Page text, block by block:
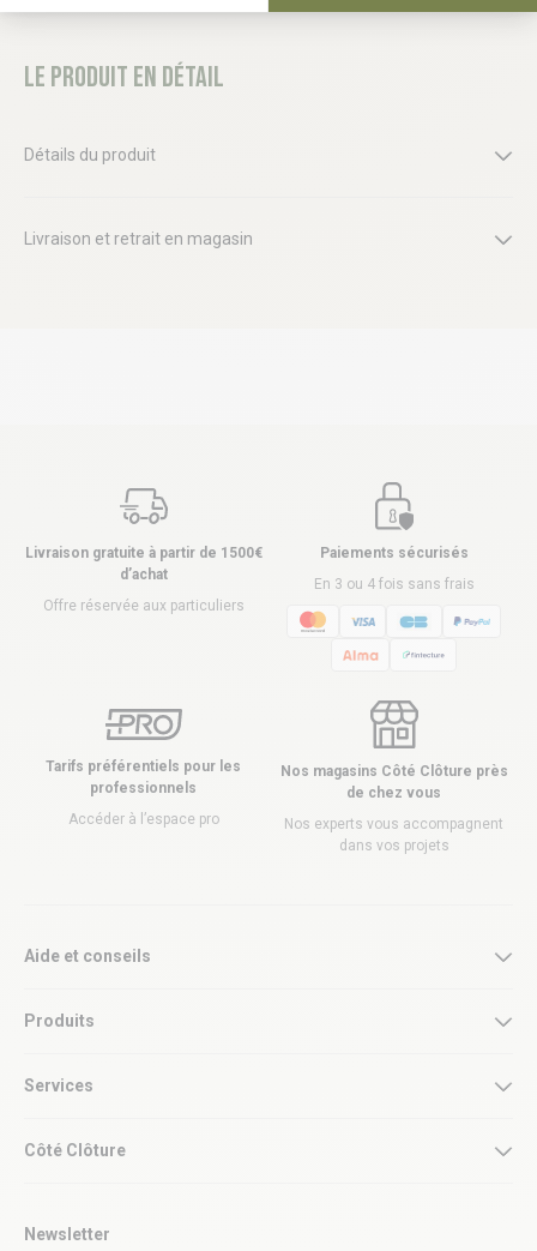
Le produit en détail
Détails du produit
Livraison et retrait en magasin
Livraison gratuite à partir de 1500€
d’achat
Offre réservée aux particuliers
Paiements sécurisés
En 3 ou 4 fois sans frais
Tarifs préférentiels pour les
professionnels
Accéder à l’espace pro
Nos magasins Côté Clôture près
de chez vous
Nos experts vous accompagnent
dans vos projets
Aide et conseils
Produits
Services
Côté Clôture
Newsletter